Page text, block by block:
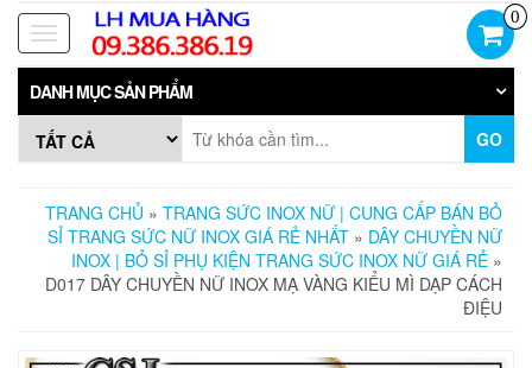
Skip
the
content
Toggle
navigation
0
DANH MỤC SẢN PHẨM
GO
TRANG CHỦ » TRANG SỨC INOX NỮ | CUNG CẤP BÁN BỎ
SỈ TRANG SỨC NỮ INOX GIÁ RẺ NHẤT » DÂY CHUYỀN NỮ
INOX | BỎ SỈ PHỤ KIỆN TRANG SỨC INOX NỮ GIÁ RẺ »
D017 DÂY CHUYỀN NỮ INOX MẠ VÀNG KIỂU MÌ DẠP CÁCH
ĐIỆU